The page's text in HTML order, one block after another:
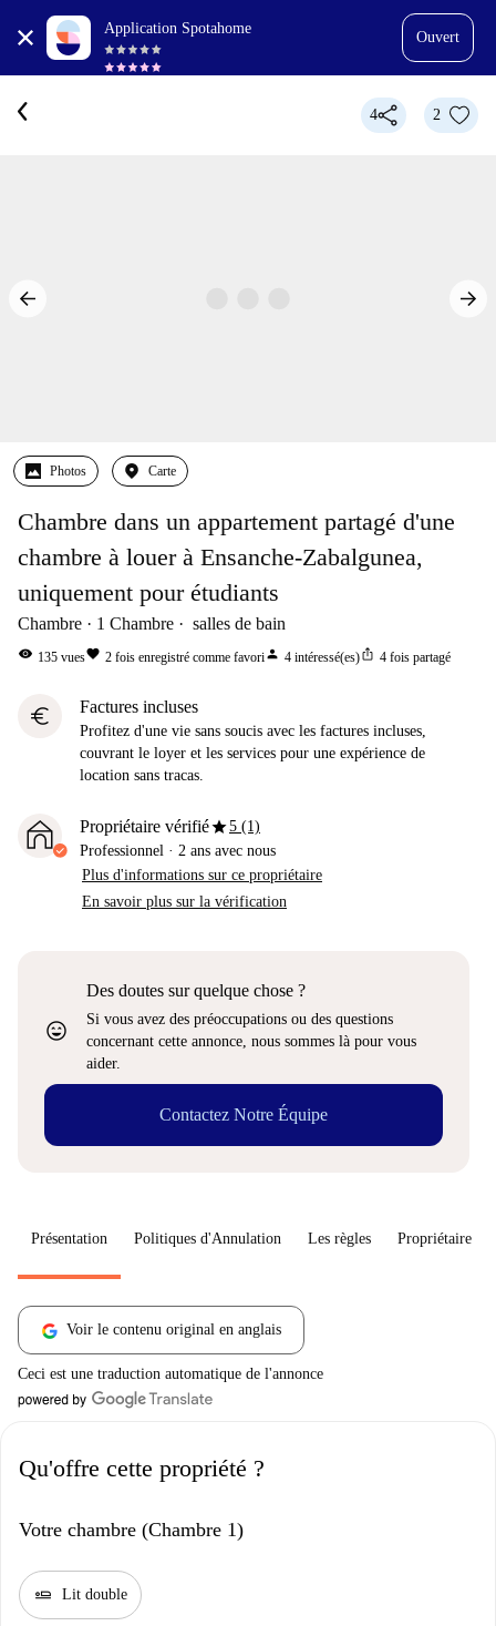
Application Spotahome
Ouvert
4 2
Photos Carte
Chambre dans un appartement partagé d'une
chambre à louer à Ensanche-Zabalgunea,
uniquement pour étudiants
Chambre 1 Chambre salles de bain
visibility 135 vuesfavorite 2 fois enregistré comme favoriperson 4 intéressé(es)ios_share 4 fois partagé
euro Factures incluses
Profitez d'une vie sans soucis avec les factures incluses,
couvrant le loyer et les services pour une expérience de
location sans tracas.
Propriétaire vérifiéstar5 (1)
Professionnel · 2 ans avec nous
Plus d'informations sur ce propriétaire
En savoir plus sur la vérification
sentiment_very_satisfied
Des doutes sur quelque chose ?
Si vous avez des préoccupations ou des questions
concernant cette annonce, nous sommes là pour vous
aider.
Contactez Notre Équipe
Présentation Politiques d'Annulation Les règles Propriétaire
Voir le contenu original en anglais
Ceci est une traduction automatique de l'annonce
Qu'offre cette propriété ?
Votre chambre (Chambre 1)
airline_seat_flat Lit double